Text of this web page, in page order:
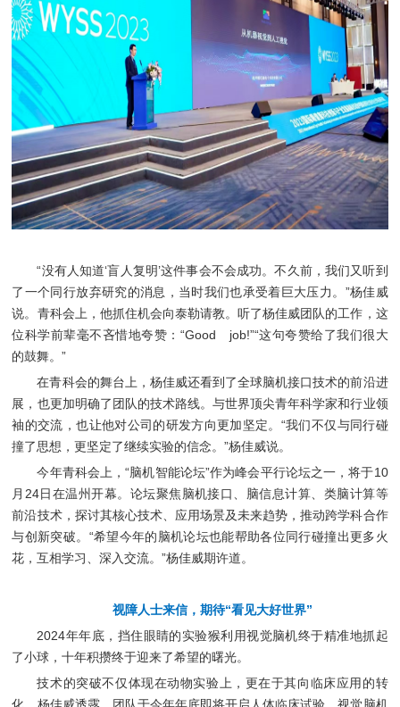
“没有人知道‘盲人复明’这件事会不会成功。不久前，我们又听到
了一个同行放弃研究的消息，当时我们也承受着巨大压力。”杨佳威
说。青科会上，他抓住机会向泰勒请教。听了杨佳威团队的工作，这
位科学前辈毫不吝惜地夸赞：“Good job!”“这句夸赞给了我们很大
的鼓舞。”
在青科会的舞台上，杨佳威还看到了全球脑机接口技术的前沿进
展，也更加明确了团队的技术路线。与世界顶尖青年科学家和行业领
袖的交流，也让他对公司的研发方向更加坚定。“我们不仅与同行碰
撞了思想，更坚定了继续实验的信念。”杨佳威说。
今年青科会上，“脑机智能论坛”作为峰会平行论坛之一，将于10
月24日在温州开幕。论坛聚焦脑机接口、脑信息计算、类脑计算等
前沿技术，探讨其核心技术、应用场景及未来趋势，推动跨学科合作
与创新突破。“希望今年的脑机论坛也能帮助各位同行碰撞出更多火
花，互相学习、深入交流。”杨佳威期许道。
视障人士来信， 期待“看见大好世界”
2024年年底，挡住眼睛的实验猴利用视觉脑机终于精准地抓起
了小球，十年积攒终于迎来了希望的曙光。
技术的突破不仅体现在动物实验上，更在于其向临床应用的转
化。杨佳威透露，团队于今年年底即将开启人体临床试验，视觉脑机